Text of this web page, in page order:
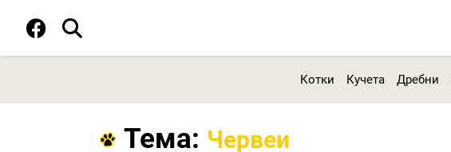
Котки Кучета Дребни
Тема: Червеи